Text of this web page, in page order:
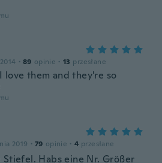
· 89 opinie · 13 przesłane
love them and they're so
2019 · 79 opinie · 4 przesłane
Stiefel. Habs eine Nr. Größer